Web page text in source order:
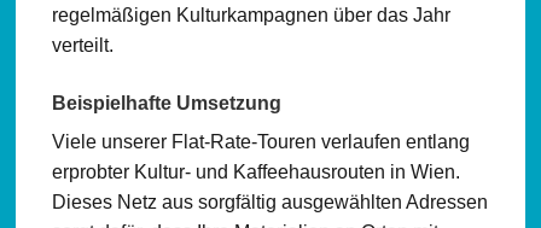
regelmäßigen Kulturkampagnen über das Jahr
verteilt.
Beispielhafte Umsetzung
Viele unserer Flat-Rate-Touren verlaufen entlang
erprobter Kultur- und Kaffeehausrouten in Wien.
Dieses Netz aus sorgfältig ausgewählten Adressen